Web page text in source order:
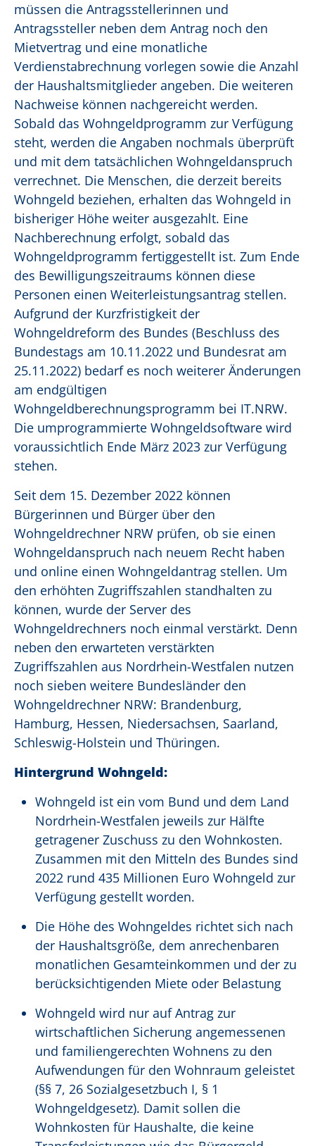
müssen die Antragsstellerinnen und
Antragssteller neben dem Antrag noch den
Mietvertrag und eine monatliche
Verdienstabrechnung vorlegen sowie die Anzahl
der Haushaltsmitglieder angeben. Die weiteren
Nachweise können nachgereicht werden.
Sobald das Wohngeldprogramm zur Verfügung
steht, werden die Angaben nochmals überprüft
und mit dem tatsächlichen Wohngeldanspruch
verrechnet. Die Menschen, die derzeit bereits
Wohngeld beziehen, erhalten das Wohngeld in
bisheriger Höhe weiter ausgezahlt. Eine
Nachberechnung erfolgt, sobald das
Wohngeldprogramm fertiggestellt ist. Zum Ende
des Bewilligungszeitraums können diese
Personen einen Weiterleistungsantrag stellen.
Aufgrund der Kurzfristigkeit der
Wohngeldreform des Bundes (Beschluss des
Bundestags am 10.11.2022 und Bundesrat am
25.11.2022) bedarf es noch weiterer Änderungen
am endgültigen
Wohngeldberechnungsprogramm bei IT.NRW.
Die umprogrammierte Wohngeldsoftware wird
voraussichtlich Ende März 2023 zur Verfügung
stehen.
Seit dem 15. Dezember 2022 können
Bürgerinnen und Bürger über den
Wohngeldrechner NRW prüfen, ob sie einen
Wohngeldanspruch nach neuem Recht haben
und online einen Wohngeldantrag stellen. Um
den erhöhten Zugriffszahlen standhalten zu
können, wurde der Server des
Wohngeldrechners noch einmal verstärkt. Denn
neben den erwarteten verstärkten
Zugriffszahlen aus Nordrhein-Westfalen nutzen
noch sieben weitere Bundesländer den
Wohngeldrechner NRW: Brandenburg,
Hamburg, Hessen, Niedersachsen, Saarland,
Schleswig-Holstein und Thüringen.
Hintergrund Wohngeld:
Wohngeld ist ein vom Bund und dem Land
Nordrhein-Westfalen jeweils zur Hälfte
getragener Zuschuss zu den Wohnkosten.
Zusammen mit den Mitteln des Bundes sind
2022 rund 435 Millionen Euro Wohngeld zur
Verfügung gestellt worden.
Die Höhe des Wohngeldes richtet sich nach
der Haushaltsgröße, dem anrechenbaren
monatlichen Gesamteinkommen und der zu
berücksichtigenden Miete oder Belastung
Wohngeld wird nur auf Antrag zur
wirtschaftlichen Sicherung angemessenen
und familiengerechten Wohnens zu den
Aufwendungen für den Wohnraum geleistet
(§§ 7, 26 Sozialgesetzbuch I, § 1
Wohngeldgesetz). Damit sollen die
Wohnkosten für Haushalte, die keine